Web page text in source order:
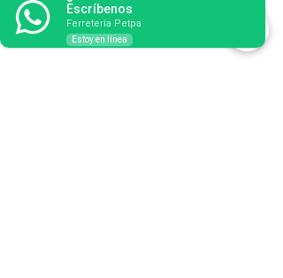
- Regulación de profundidad.
- Especial para tornillos autoroscantes.
Stayer
Escríbenos
Ferretería Petpa
Estoy en línea